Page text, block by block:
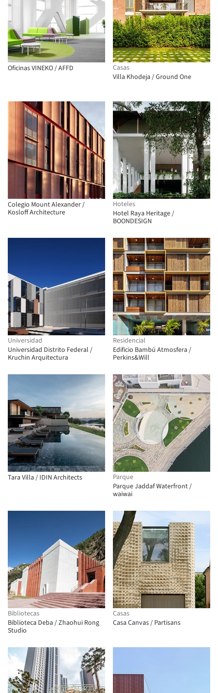
Oficinas VINEKO / AFFD
Casas
Villa Khodeja / Ground One
Colegio Mount Alexander /
Kosloff Architecture
Hoteles
Hotel Raya Heritage /
BOONDESIGN
Universidad
Universidad Distrito Federal /
Kruchin Arquitectura
Residencial
Edificio Bambú Atmosfera /
Perkins&Will
Tara Villa / IDIN Architects
Parque
Parque Jaddaf Waterfront /
waiwai
Bibliotecas
Biblioteca Deba / Zhaohui Rong
Studio
Casas
Casa Canvas / Partisans